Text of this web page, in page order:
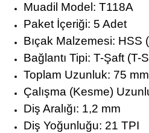
Muadil Model: T118A
Paket İçeriği: 5 Adet
Bıçak Malzemesi: HSS
Bağlantı Tipi: T-Şaft (T-
Toplam Uzunluk: 75 mm
Çalışma (Kesme)
Diş Aralığı: 1,2 mm
Diş Yoğunluğu: 21 TPI